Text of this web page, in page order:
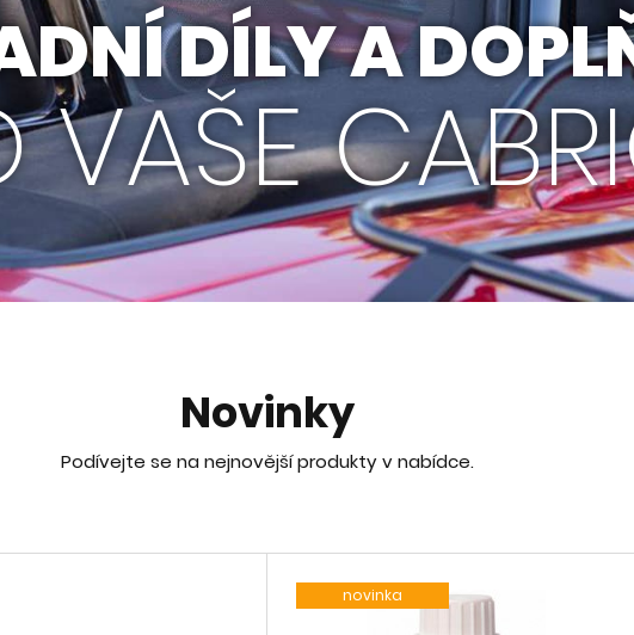
DÍLY A
VAŠE
Novinky
Podívejte se na nejnovější produkty v nabídce.
novinka